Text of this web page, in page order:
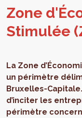
Zone
Stimulée
La Zone
un périmètre
Bruxelles-
d’inciter les
périmètre